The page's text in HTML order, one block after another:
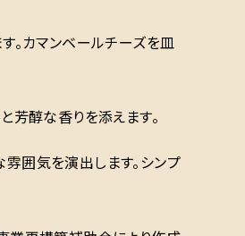
。カマンベールチーズを皿
芳醇な香りを添えます。
囲気を演出します。シンプ